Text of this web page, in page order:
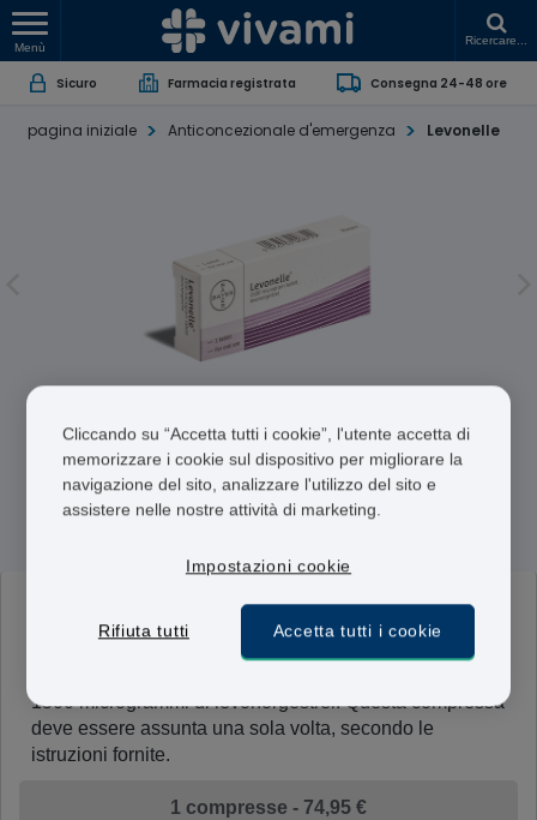
Menù
Ricercare...
Sicuro Farmacia registrata Consegna 24-48 ore
pagina iniziale Anticoncezionale d'emergenza Levonelle
Levonelle
Levonorgestrel
Levonelle 1500
1500mcg
1500 microgrammi di levonorgestrel. Questa compressa
deve essere assunta una sola volta, secondo le
istruzioni fornite.
1 compresse - 74,95 €
Cliccando su “Accetta tutti i cookie”, l'utente accetta di
memorizzare i cookie sul dispositivo per migliorare la
navigazione del sito, analizzare l'utilizzo del sito e
assistere nelle nostre attività di marketing.
Impostazioni cookie
Rifiuta tutti Accetta tutti i cookie